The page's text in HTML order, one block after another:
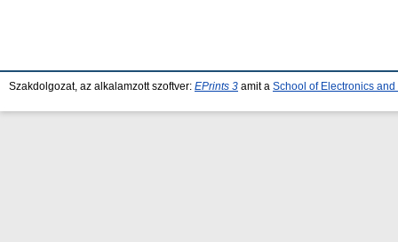
Szakdolgozat, az alkalamzott szoftver: EPrints 3 amit a School of Electronics